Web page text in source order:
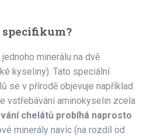
specifikum?
minerálu na dvě
kyseliny). Tato speciální
se v přírodě objevuje například
vstřebávání aminokyselin zcela
chelátů probíhá naprosto
minerály navíc (na rozdíl od